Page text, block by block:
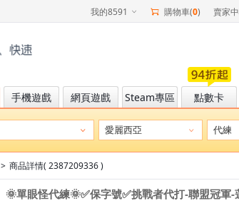
我的8591 購物車(0) 賣家
手機遊戲 網頁遊戲 Steam專區 點數卡
> 商品詳情( 2387209336 )
🌞單眼怪代練🌞✅保字號✅挑戰者代打-聯盟冠